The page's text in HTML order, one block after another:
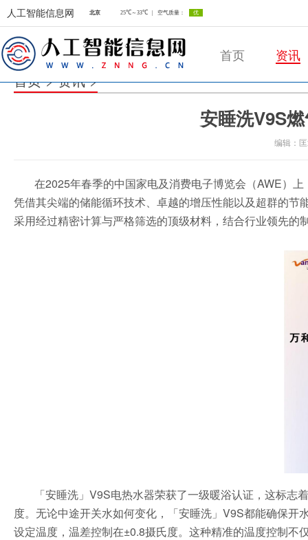
人工智能信息网
首页 资讯
首页>资讯>
安睡洗V9S
编辑：
在2025年春季的中国家电及消费电子博览会（AWE）
凭借其尖端的储能循环技术、卓越的增压性能以及超群的
采用经过精密计算与严格筛选的顶级材料，结合行业领先
「安睡洗」V9S电热水器荣获了一级暖浴认证，这标
度。无论中途开关水如何变化，「安睡洗」V9S都能确保
设定温度，温差控制在±0.8摄氏度。这种精准的温度控制